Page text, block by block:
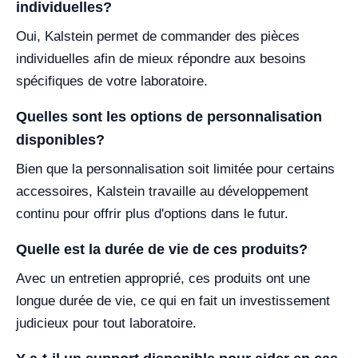
individuelles?
Oui, Kalstein permet de commander des pièces
individuelles afin de mieux répondre aux besoins
spécifiques de votre laboratoire.
Quelles sont les options de personnalisation
disponibles?
Bien que la personnalisation soit limitée pour certains
accessoires, Kalstein travaille au développement
continu pour offrir plus d'options dans le futur.
Quelle est la durée de vie de ces produits?
Avec un entretien approprié, ces produits ont une
longue durée de vie, ce qui en fait un investissement
judicieux pour tout laboratoire.